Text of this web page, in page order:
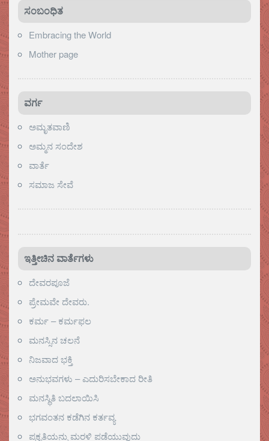
ಸಂಬಂಧಿತ
Embracing the World
Mother page
ವರ್ಗ
ಅಮೃತವಾಣಿ
ಅಮ್ಮನ ಸಂದೇಶ
ವಾರ್ತೆ
ಸಮಾಜ ಸೇವೆ
ಇತ್ತೀಚಿನ ವಾರ್ತೆಗಳು
ದೇವರಪೂಜೆ
ಪ್ರೇಮವೇ ದೇವರು.
ಕರ್ಮ – ಕರ್ಮಫಲ
ಮನಸ್ಸಿನ ಚಲನೆ
ನಿಜವಾದ ಭಕ್ತಿ
ಅನುಭವಗಳು – ಎದುರಿಸಬೇಕಾದ ರೀತಿ
ಮನಸ್ಥಿತಿ ಬದಲಾಯಿಸಿ
ಭಗವಂತನ ಕಡೆಗಿನ ಕರ್ತವ್ಯ
ಪ್ರಕೃತಿಯನ್ನು ಮರಳಿ ಪಡೆಯುವುದು